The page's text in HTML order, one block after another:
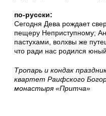
по-русски:
Сегодня Дева рождает
пещеру Неприступному;
пастухами, волхвы же
что ради нас родился
Тропарь и кондак
квартет Раифского
монастыря «Притча»